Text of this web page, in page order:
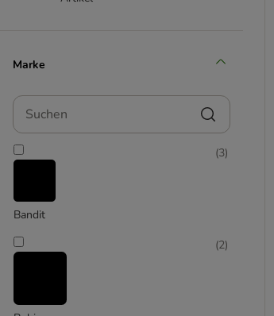
Designed by Lotte
Marke
Suchen
Bandit
(3)
(2)